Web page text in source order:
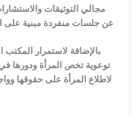
مجالي التوثيقات
بالإضافة لاستمرار
توعوية تخص المرأة ودورها
لاطلاع المرأة على حقوقها